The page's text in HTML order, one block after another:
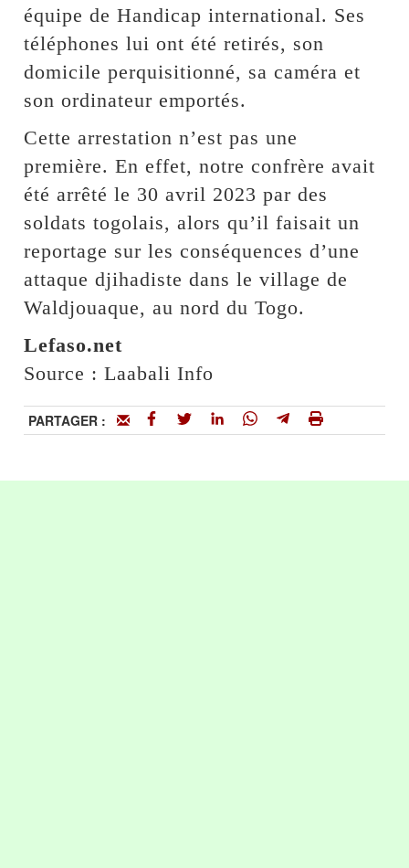
équipe de Handicap international. Ses
téléphones lui ont été retirés, son
domicile perquisitionné, sa caméra et
son ordinateur emportés.
Cette arrestation n’est pas une
première. En effet, notre confrère avait
été arrêté le 30 avril 2023 par des
soldats togolais, alors qu’il faisait un
reportage sur les conséquences d’une
attaque djihadiste dans le village de
Waldjouaque, au nord du Togo.
Lefaso.net
Source : Laabali Info
PARTAGER :